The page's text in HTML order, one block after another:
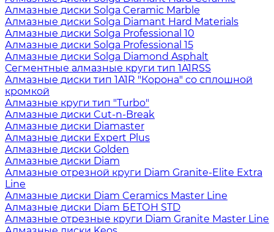
Алмазные диски Solga Ceramic Marble
Алмазные диски Solga Diamant Hard Materials
Алмазные диски Solga Professional 10
Алмазные диски Solga Professional 15
Алмазные диски Solga Diamond Asphalt
Сегментные алмазные круги тип 1A1RSS
Алмазные диски тип 1A1R "Корона" со сплошной
кромкой
Алмазные круги тип "Turbo"
Алмазные диски Cut-n-Break
Алмазные диски Diamaster
Алмазные диски Expert Plus
Алмазные диски Golden
Алмазные диски Diam
Алмазные отрезной круги Diam Granite-Elite Extra
Line
Алмазные диски Diam Ceramics Master Line
Алмазные диски Diam БЕТОН STD
Алмазные отрезные круги Diam Granite Master Line